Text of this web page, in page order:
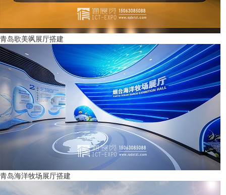
青岛歌美飒展厅搭建
青岛海洋牧场展厅搭建